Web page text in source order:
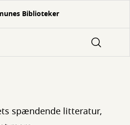
Biblioteker
spændende litteratur,